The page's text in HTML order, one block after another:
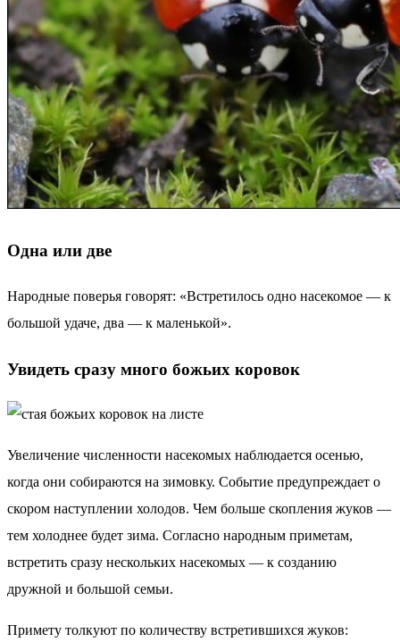
Одна или две
Народные поверья говорят: «Встретилось одно насекомое — к
большой удаче, два — к маленькой».
Увидеть сразу много божьих коровок
Увеличение численности насекомых наблюдается осенью,
когда они собираются на зимовку. Событие предупреждает о
скором наступлении холодов. Чем больше скопления жуков —
тем холоднее будет зима. Согласно народным приметам,
встретить сразу нескольких насекомых — к созданию
дружной и большой семьи.
Примету толкуют по количеству встретившихся жуков: